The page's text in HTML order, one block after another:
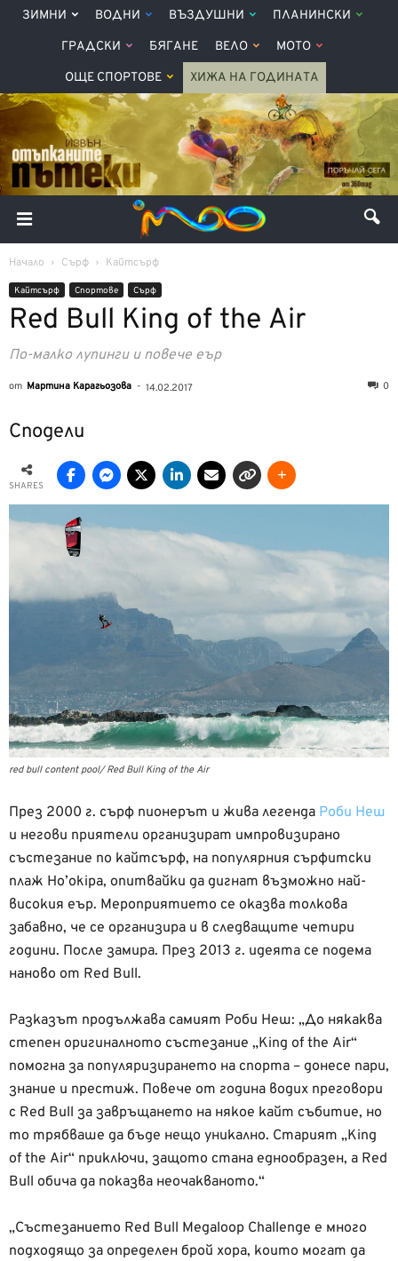
ЗИМНИ ВОДНИ ВЪЗДУШНИ ПЛАНИНСКИ
ГРАДСКИ БЯГАНЕ ВЕЛО МОТО
ОЩЕ СПОРТОВЕ ХИЖА НА ГОДИНАТА
Начало Сърф Кайтсърф
Кайтсърф Спортове Сърф
Red Bull King of the Air
По-малко лупинги и повече еър
от Мартина Карагьозова - 14.02.2017 0
Сподели
SHARES
red bull content pool/ Red Bull King of the Air
През 2000 г. сърф пионерът и жива легенда Роби Неш
и негови приятели организират импровизирано
състезание по кайтсърф, на популярния сърфитски
плаж Ho’okipa, опитвайки да дигнат възможно най-
високия еър. Мероприятието се оказва толкова
забавно, че се организира и в следващите четири
години. После замира. През 2013 г. идеята се подема
наново от Red Bull.
Разказът продължава самият Роби Неш: „До някаква
степен оригиналното състезание „King of the Air“
помогна за популяризирането на спорта – донесе пари,
знание и престиж. Повече от година водих преговори
с Red Bull за завръщането на някое кайт събитие, но
то трябваше да бъде нещо уникално. Старият „King
of the Air“ приключи, защото стана еднообразен, а Red
Bull обича да показва неочакваното.“
„Състезанието Red Bull Megaloop Challenge е много
подходящо за определен брой хора, които могат да